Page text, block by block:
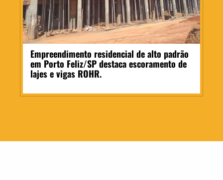
Empreendimento residencial de alto padrão
em Porto Feliz/SP destaca escoramento de
lajes e vigas ROHR.